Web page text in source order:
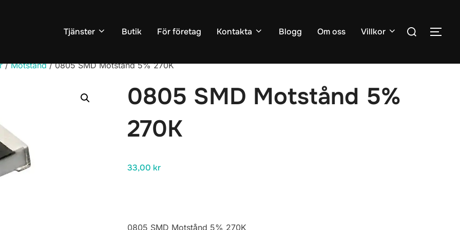
Tjänster Butik För företag Kontakta Blogg Om oss Villkor
Sök
efter:
SLÅ
/Motstånd/ 0805 SMD Motstånd 5% 270K
0805 SMD Motstånd 5%
270K
33,00 kr
0805 SMD Motstånd 5% 270K